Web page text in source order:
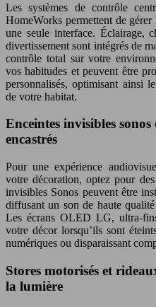
Les systèmes de contrôle
HomeWorks permettent de
une seule interface. Éclairage,
divertissement sont intégrés de
contrôle total sur votre
vos habitudes et peuvent être
personnalisés, optimisant ainsi
de votre habitat.
Enceintes invisibles
encastrés
Pour une expérience
votre décoration, optez pour
invisibles Sonos peuvent être
diffusant un son de haute
Les écrans OLED LG, ultra-
votre décor lorsqu’ils sont
numériques ou disparaissant
Stores motorisés et
la lumière